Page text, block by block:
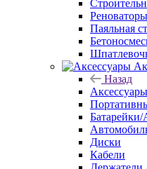
Реноваторы
Паяльная
Назад
Аксессуары
Батарейки/
Диски
Кабели